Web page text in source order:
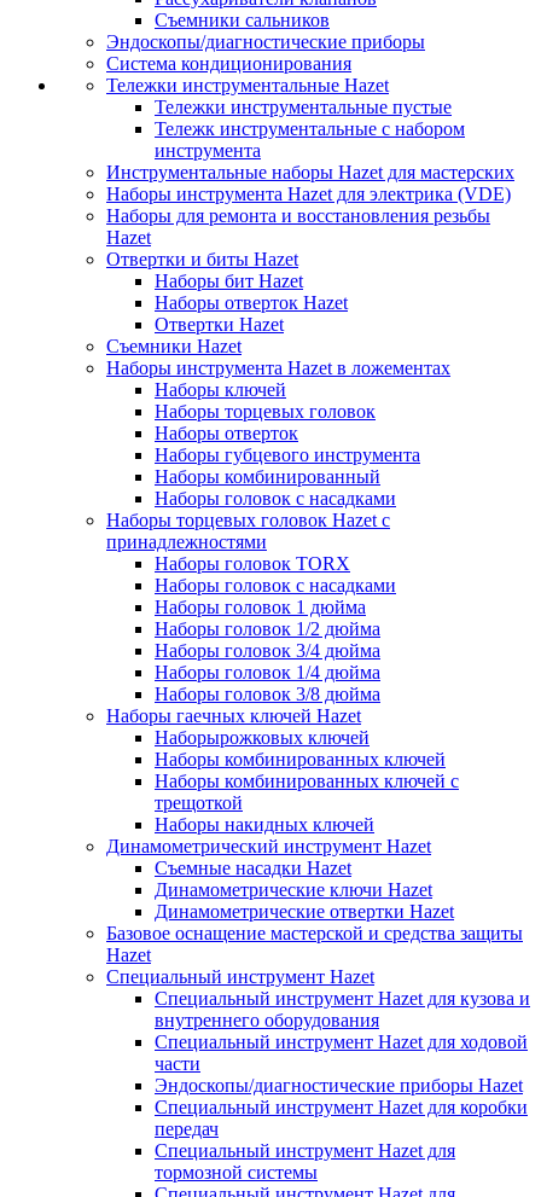
Съемники сальников
Эндоскопы/диагностические приборы
Система кондиционирования
Тележки инструментальные Hazet
Тележки инструментальные пустые
Тележк инструментальные с набором
инструмента
Инструментальные наборы Hazet для мастерских
Наборы инструмента Hazet для электрика (VDE)
Наборы для ремонта и восстановления резьбы
Hazet
Отвертки и биты Hazet
Наборы бит Hazet
Наборы отверток Hazet
Отвертки Hazet
Съемники Hazet
Наборы инструмента Hazet в ложементах
Наборы ключей
Наборы торцевых головок
Наборы отверток
Наборы губцевого инструмента
Наборы комбинированный
Наборы головок с насадками
Наборы торцевых головок Hazet с
принадлежностями
Наборы головок TORX
Наборы головок с насадками
Наборы головок 1 дюйма
Наборы головок 1/2 дюйма
Наборы головок 3/4 дюйма
Наборы головок 1/4 дюйма
Наборы головок 3/8 дюйма
Наборы гаечных ключей Hazet
Наборырожковых ключей
Наборы комбинированных ключей
Наборы комбинированных ключей с
трещоткой
Наборы накидных ключей
Динамометрический инструмент Hazet
Съемные насадки Hazet
Динамометрические ключи Hazet
Динамометрические отвертки Hazet
Базовое оснащение мастерской и средства защиты
Hazet
Специальный инструмент Hazet
Специальный инструмент Hazet для кузова и
внутреннего оборудования
Специальный инструмент Hazet для ходовой
части
Эндоскопы/диагностические приборы Hazet
Специальный инструмент Hazet для коробки
передач
Специальный инструмент Hazet для
тормозной системы